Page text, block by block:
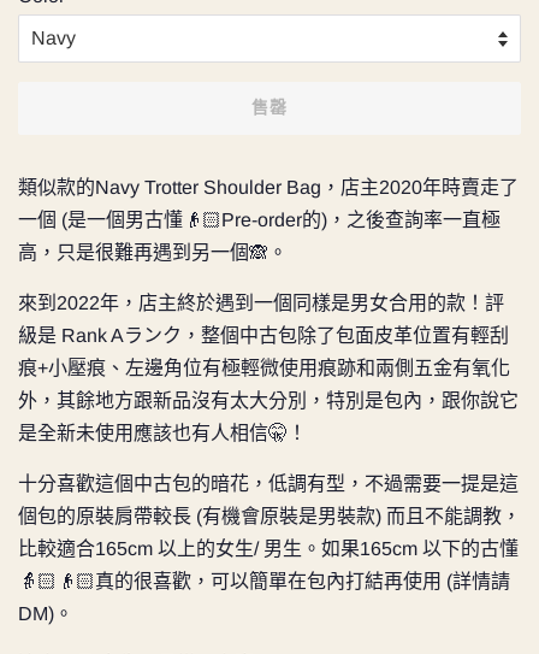
售罄
類似款的Navy Trotter Shoulder Bag，店主2020年時賣走了
一個 (是一個男古懂👴🏻Pre-order的)，之後查詢率一直極
高，只是很難再遇到另一個🙈。
來到2022年，店主終於遇到一個同樣是男女合用的款！評
級是 Rank Aランク，整個中古包除了包面皮革位置有輕刮
痕+小壓痕、左邊角位有極輕微使用痕跡和兩側五金有氧化
外，其餘地方跟新品沒有太大分別，特別是包內，跟你說它
是全新未使用應該也有人相信🤫！
十分喜歡這個中古包的暗花，低調有型，不過需要一提是這
個包的原裝肩帶較長 (有機會原裝是男裝款) 而且不能調教，
比較適合165cm 以上的女生/ 男生。如果165cm 以下的古懂
👵🏻👴🏻真的很喜歡，可以簡單在包內打結再使用 (詳情請
DM)。